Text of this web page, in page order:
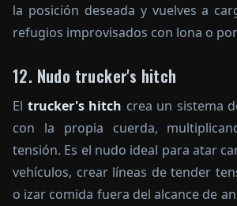
la posición deseada y vuelves a
refugios improvisados con lona o
12. Nudo trucker's hitch
El trucker's hitch crea un sistema
con la propia cuerda,
tensión. Es el nudo ideal para atar
vehículos, crear líneas de tender
o izar comida fuera del alcance de